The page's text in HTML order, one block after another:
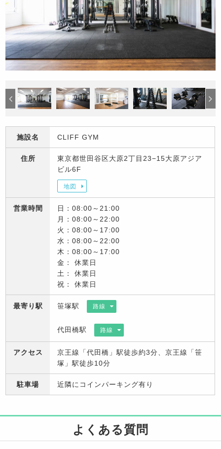
施設名 CLIFF GYM
住所
東京都世田谷区大原2丁目23−15大原アジア
ビル6F
地図
営業時間
日：08:00～21:00
月：08:00～22:00
火：08:00～17:00
水：08:00～22:00
木：08:00～17:00
金： 休業日
土： 休業日
祝： 休業日
最寄り駅 笹塚駅 路線
代田橋駅 路線
アクセス
京王線「代田橋」駅徒歩約3分、京王線「笹
塚」駅徒歩10分
駐車場 近隣にコインパーキング有り
よくある質問